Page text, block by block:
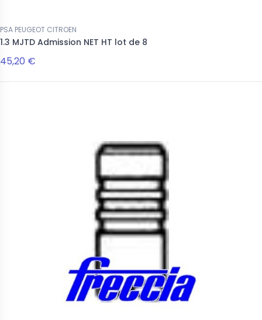
PSA PEUGEOT CITROEN
1.3 MJTD Admission NET HT lot de 8
45,20 €